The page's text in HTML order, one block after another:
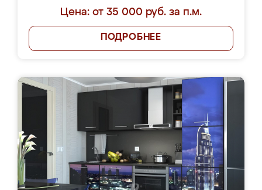
Цена: от 35 000 руб. за п.м.
ПОДРОБНЕЕ